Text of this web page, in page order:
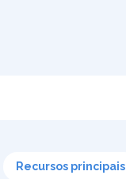
Recursos principais